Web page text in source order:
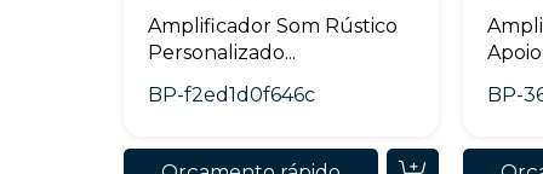
Amplificador Som Rústico
Personalizado...
BP-f2ed1d0f646c
BP-